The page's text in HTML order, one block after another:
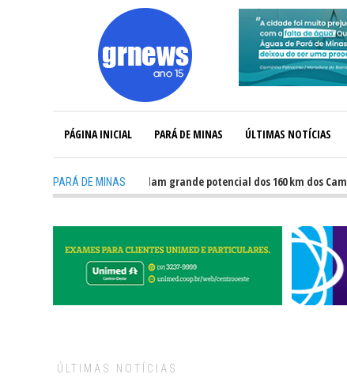
PÁGINA INICIAL PARÁ DE MINAS ÚLTIMAS NOTÍCIAS
PARÁ DE MINAS
GRNEWS TV: Atletas revelam grande potencial dos 160 km dos
ÚLTIMAS NOTÍCIAS